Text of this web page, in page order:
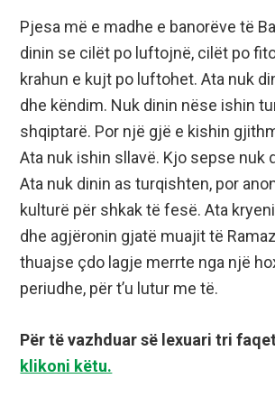
Pjesa më e madhe e banorëve të
dinin se cilët po luftojnë, cilët po
krahun e kujt po luftohet. Ata nuk
dhe këndim. Nuk dinin nëse ishin
shqiptarë. Por një gjë e kishin
Ata nuk ishin sllavë. Kjo sepse nuk
Ata nuk dinin as turqishten, por
kulturë për shkak të fesë. Ata
dhe agjëronin gjatë muajit të
thuajse çdo lagje merrte nga një
periudhe, për t’u lutur me të.
Për të vazhduar së lexuari tri
klikoni këtu.